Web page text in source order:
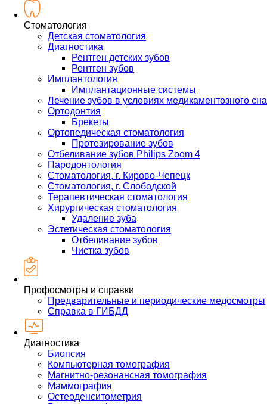
Стоматология
Детская стоматология
Диагностика
Рентген детских зубов
Рентген зубов
Имплантология
Имплантационные системы
Лечение зубов в условиях медикаментозного сна
Ортодонтия
Брекеты
Ортопедическая стоматология
Протезирование зубов
Отбеливание зубов Philips Zoom 4
Пародонтология
Стоматология, г. Кирово-Чепецк
Стоматология, г. Слободской
Терапевтическая стоматология
Хирургическая стоматология
Удаление зуба
Эстетическая стоматология
Отбеливание зубов
Чистка зубов
Профосмотры и справки
Предварительные и периодические медосмотры
Справка в ГИБДД
Диагностика
Биопсия
Компьютерная томография
Магнитно-резонансная томография
Маммография
Остеоденситометрия